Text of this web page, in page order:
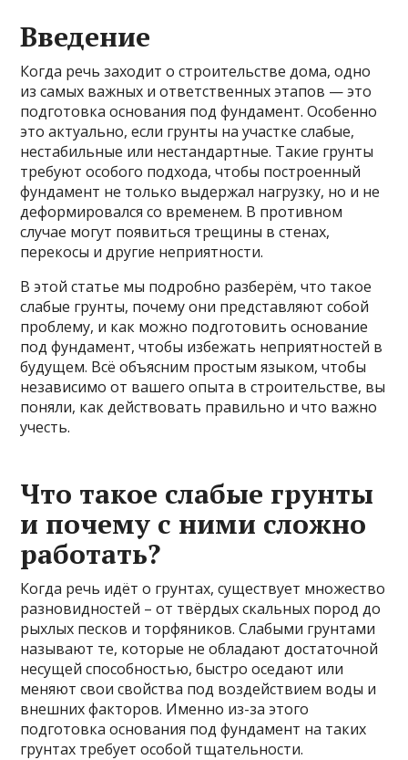
Введение
Когда речь заходит о строительстве дома, одно
из самых важных и ответственных этапов — это
подготовка основания под фундамент. Особенно
это актуально, если грунты на участке слабые,
нестабильные или нестандартные. Такие грунты
требуют особого подхода, чтобы построенный
фундамент не только выдержал нагрузку, но и не
деформировался со временем. В противном
случае могут появиться трещины в стенах,
перекосы и другие неприятности.
В этой статье мы подробно разберём, что такое
слабые грунты, почему они представляют собой
проблему, и как можно подготовить основание
под фундамент, чтобы избежать неприятностей в
будущем. Всё объясним простым языком, чтобы
независимо от вашего опыта в строительстве, вы
поняли, как действовать правильно и что важно
учесть.
Что такое слабые грунты
и почему с ними сложно
работать?
Когда речь идёт о грунтах, существует множество
разновидностей – от твёрдых скальных пород до
рыхлых песков и торфяников. Слабыми грунтами
называют те, которые не обладают достаточной
несущей способностью, быстро оседают или
меняют свои свойства под воздействием воды и
внешних факторов. Именно из-за этого
подготовка основания под фундамент на таких
грунтах требует особой тщательности.